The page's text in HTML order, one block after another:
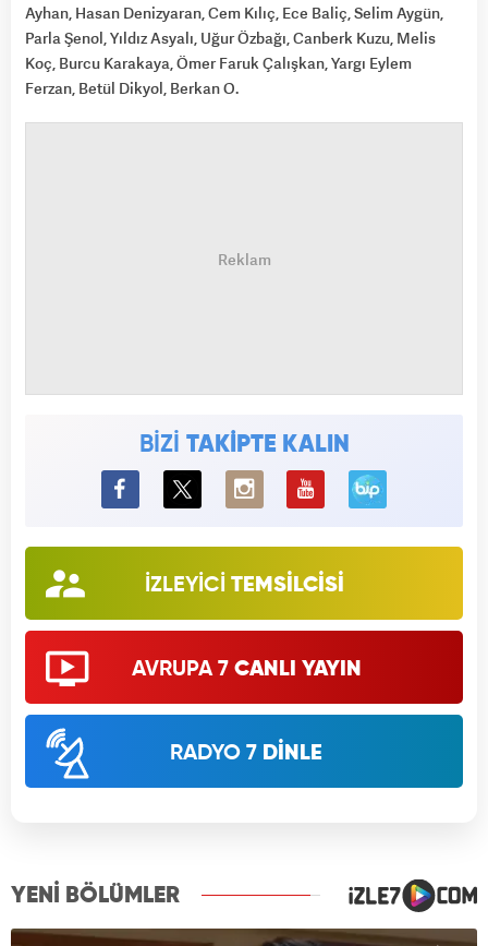
Ayhan, Hasan Denizyaran, Cem Kılıç, Ece Baliç, Selim Aygün,
Parla Şenol, Yıldız Asyalı, Uğur Özbağı, Canberk Kuzu, Melis
Koç, Burcu Karakaya, Ömer Faruk Çalışkan, Yargı Eylem
Ferzan, Betül Dikyol, Berkan O.
BİZİ TAKİPTE KALIN
BiP
İZLEYİCİ TEMSİLCİSİ
AVRUPA 7 CANLI YAYIN
RADYO 7 DİNLE
YENİ BÖLÜMLER